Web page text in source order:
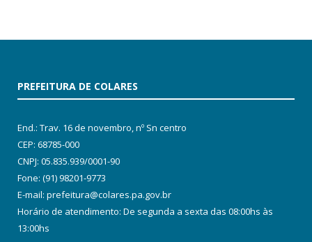
PREFEITURA DE COLARES
End.: Trav. 16 de novembro, nº Sn centro
CEP: 68785-000
CNPJ: 05.835.939/0001-90
Fone: (91) 98201-9773
E-mail: prefeitura@colares.pa.gov.br
Horário de atendimento: De segunda a sexta das 08:00hs às
13:00hs